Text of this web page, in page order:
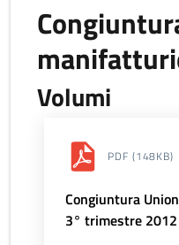
Volumi
PDF (148KB)
Congiuntura
3° trimestre 2012